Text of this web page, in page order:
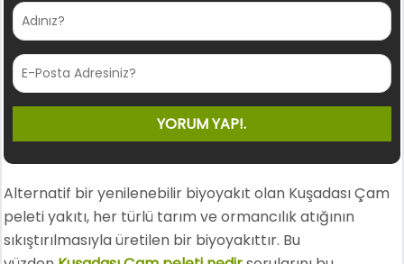
Alternatif bir yenilenebilir biyoyakıt olan Kuşadası Çam
peleti yakıtı, her türlü tarım ve ormancılık atığının
sıkıştırılmasıyla üretilen bir biyoyakıttır. Bu